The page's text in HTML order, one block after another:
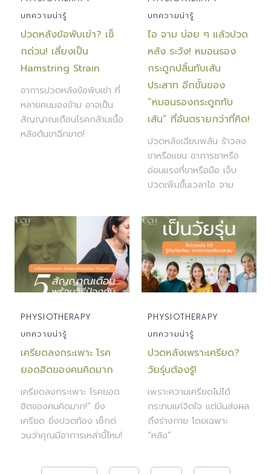
บทความน่ารู้
ปวดหลังข้อพับเข่า? เช็
กด่วน! เสี่ยงเป็น
Hamstring Strain
อาการปวดหลังข้อพับเข่า ที่
หลายคนมองข้าม อาจเป็น
สัญญาณเตือนโรคกล้ามเนื้อ
หลังต้นขาฉีกขาด!
บทความน่ารู้
ไอ จาม บ่อย ๆ แล้วปวด
หลัง ระวัง! หมอนรอง
กระดูกปลิ้นทับเส้น
ประสาท อีกขั้นของ
“หมอนรองกระดูกทับ
เส้น” ที่อันตรายกว่าที่คิด!
ปวดหลังเฉียบพลัน ร้าวลง
ขาหรือแขน อาการชาหรือ
อ่อนแรงที่ขาหรือมือ เจ็บ
ปวดเพิ่มขึ้นเวลาไอ จาม
PHYSIOTHERAPY
บทความน่ารู้
เครียดลงกระเพาะ โรค
ยอดฮิตของคนคิดมาก
เครียดลงกระเพาะ โรคยอด
ฮิตของคนคิดมาก!” ยิ่ง
เครียด ยิ่งปวดท้อง เช็กด่
วนว่าคุณมีอาการเหล่านี้ไหม!
PHYSIOTHERAPY
บทความน่ารู้
ปวดหลังเพราะเครียด?
วัยรุ่นต้องรู้!
เพราะความเครียดไม่ได้
กระทบแค่จิตใจ แต่มันส่งผล
ถึงร่างกาย โดยเฉพาะ
“หลัง”